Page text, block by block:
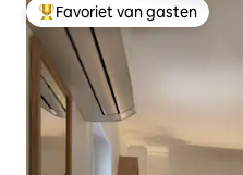
Topfavoriet van gasten
Favoriet van gasten